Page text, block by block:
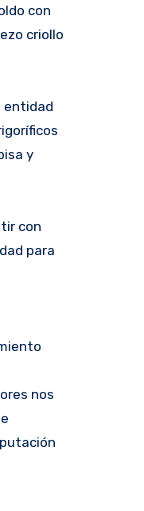
con
criollo
entidad
y
con
para
nos